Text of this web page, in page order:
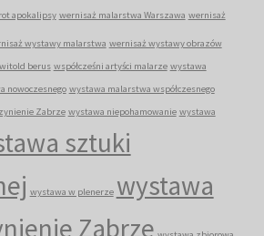
apokalipsy wernisaż malarstwa Warszawa wernisaż
wystawy malarstwa wernisaż wystawy obrazów
witold berus współcześni artyści malarze wystawa
nowoczesnego wystawa malarstwa współczesnego
Zabrze wystawa niepohamowanie wystawa
sztuki
wystawa w plenerze wystawa
Zabrze